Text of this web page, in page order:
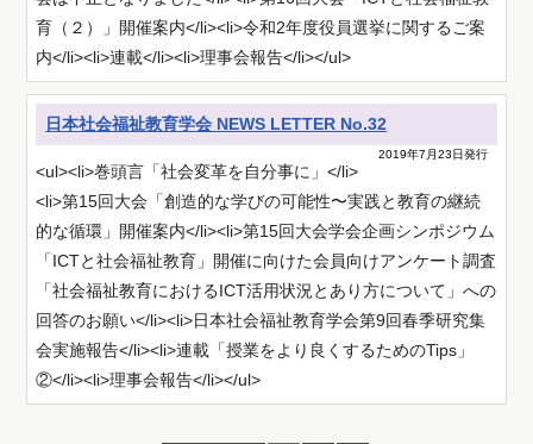
育（２）」開催案内</li><li>令和2年度役員選挙に関するご案
内</li><li>連載</li><li>理事会報告</li></ul>
日本社会福祉教育学会 NEWS LETTER No.32
2019年7月23日発行
<ul><li>巻頭言「社会変革を自分事に」</li>
<li>第15回⼤会「創造的な学びの可能性〜実践と教育の継続
的な循環」開催案内</li><li>第15回⼤会学会企画シンポジウム
「ICTと社会福祉教育」開催に向けた会員向けアンケート調査
「社会福祉教育におけるICT活用状況とあり方について」への
回答のお願い</li><li>日本社会福祉教育学会第9回春季研究集
会実施報告</li><li>連載「授業をより良くするためのTips」
②</li><li>理事会報告</li></ul>